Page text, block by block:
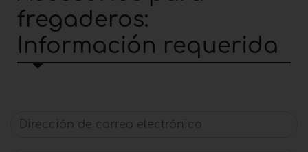
fregaderos:
Información requerida
Dirección de correo electrónico